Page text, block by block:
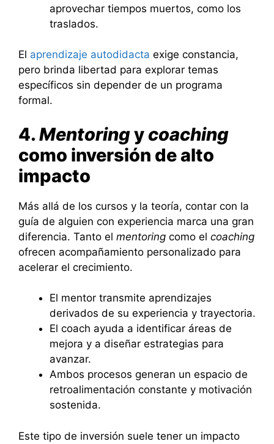
aprovechar tiempos muertos, como los
traslados.
El aprendizaje autodidacta exige constancia,
pero brinda libertad para explorar temas
específicos sin depender de un programa
formal.
4. Mentoringycoaching
como inversión de alto
impacto
Más allá de los cursos y la teoría, contar con la
guía de alguien con experiencia marca una gran
diferencia. Tanto el mentoring como el coaching
ofrecen acompañamiento personalizado para
acelerar el crecimiento.
El mentor transmite aprendizajes
derivados de su experiencia y trayectoria.
El coach ayuda a identificar áreas de
mejora y a diseñar estrategias para
avanzar.
Ambos procesos generan un espacio de
retroalimentación constante y motivación
sostenida.
Este tipo de inversión suele tener un impacto